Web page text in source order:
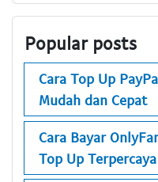
Popular posts
Cara Top Up
Mudah dan Cepat
Cara Bayar
Top Up Terpercaya